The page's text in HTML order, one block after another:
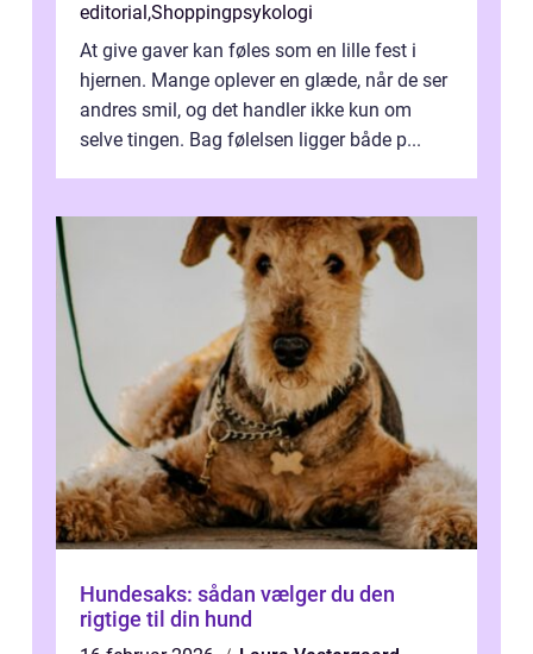
editorial,Shoppingpsykologi
At give gaver kan føles som en lille fest i
hjernen. Mange oplever en glæde, når de ser
andres smil, og det handler ikke kun om
selve tingen. Bag følelsen ligger både p...
Hundesaks: sådan vælger du den
rigtige til din hund